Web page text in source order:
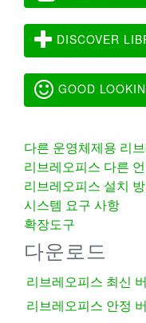
DISCOVER
GOOD
다른 운영체제용 리
리브레오피스 다른
리브레오피스 설치 방
시스템 요구 사항
확장도구
다운로드
리브레오피스 최신
리브레오피스 안정